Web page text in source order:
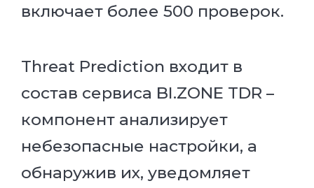
включает более 500 проверок.
Threat Prediction входит в
состав сервиса BI.ZONE TDR –
компонент анализирует
небезопасные настройки, а
обнаружив их, уведомляет